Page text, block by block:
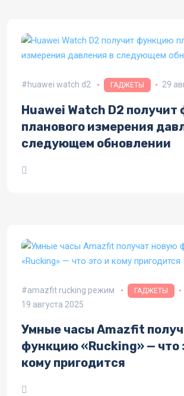
huawei watch d2 ГАДЖЕТЫ 29
Huawei Watch D2
планового измерения
следующем обновлении
amazfit rucking режим ГАДЖЕТЫ
19 августа 2025
Умные часы Amazfit
функцию «Rucking» — что
кому пригодится